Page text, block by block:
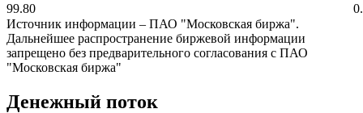
99.80
Источник информации – ПАО "Московская биржа".
Дальнейшее распространение биржевой информации
запрещено без предварительного согласования с ПАО
"Московская биржа"
Денежный поток